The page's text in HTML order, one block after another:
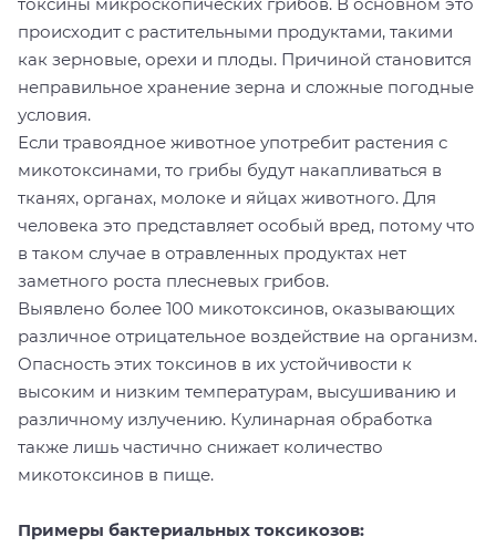
происходит с растительными продуктами, такими
как зерновые, орехи и плоды. Причиной становится
неправильное хранение зерна и сложные погодные
условия.
Если травоядное животное употребит растения с
микотоксинами, то грибы будут накапливаться в
тканях, органах, молоке и яйцах животного. Для
человека это представляет особый вред, потому что
в таком случае в отравленных продуктах нет
заметного роста плесневых грибов.
Выявлено более 100 микотоксинов, оказывающих
различное отрицательное воздействие на организм.
Опасность этих токсинов в их устойчивости к
высоким и низким температурам, высушиванию и
различному излучению. Кулинарная обработка
также лишь частично снижает количество
микотоксинов в пище.
Примеры бактериальных токсикозов: